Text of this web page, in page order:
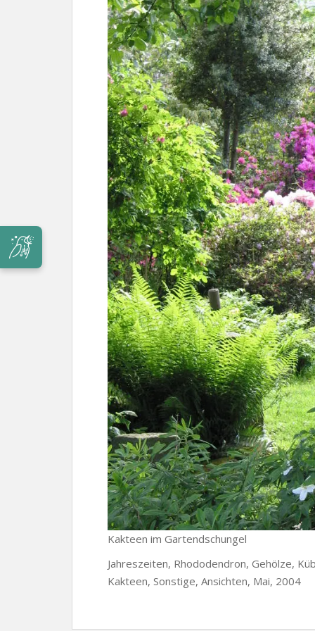
Kakteen im Gartendschungel
Jahreszeiten, Rhododendron, Gehölze,
Kakteen, Sonstige, Ansichten, Mai, 2004